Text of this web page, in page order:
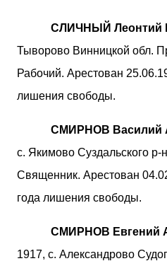
СЛИЧНЫЙ Леонтий
Тыворово Винницкой обл.
Рабочий. Арестован
лишения свободы.
СМИРНОВ Василий
с. Якимово Суздальского
Священник. Арестован
года лишения свободы.
СМИРНОВ Евгений
1917, с. Александрово